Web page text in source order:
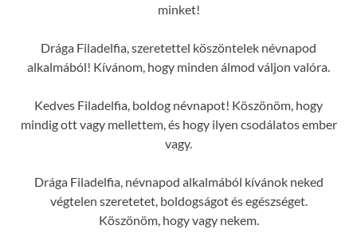
minket!
Drága Filadelfia, szeretettel köszöntelek névnapod
alkalmából! Kívánom, hogy minden álmod váljon valóra.
Kedves Filadelfia, boldog névnapot! Köszönöm, hogy
mindig ott vagy mellettem, és hogy ilyen csodálatos ember
vagy.
Drága Filadelfia, névnapod alkalmából kívánok neked
végtelen szeretetet, boldogságot és egészséget.
Köszönöm, hogy vagy nekem.